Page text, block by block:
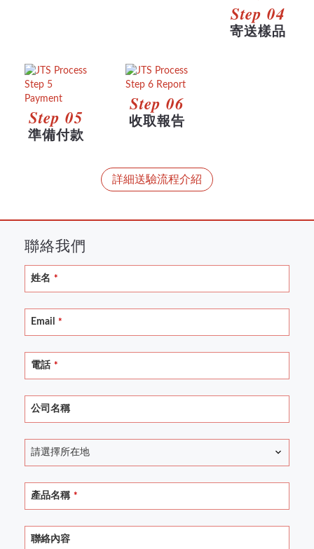
Step 04
寄送樣品
Step 05
準備付款
Step 06
收取報告
詳細送驗流程介紹
聯絡我們
Business
Email
姓名 *
Email *
電話 *
公司名稱
請選擇所在地
產品名稱 *
聯絡內容